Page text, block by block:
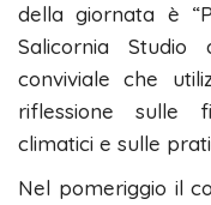
della giornata è
Salicornia Studio
conviviale che
riflessione sulle
climatici e sulle
Nel pomeriggio il